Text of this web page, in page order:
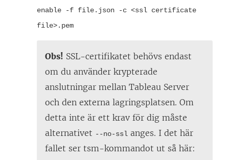
enable -f file.json -c <ssl certificate
file>.pem
Obs! SSL-certifikatet behövs endast
om du använder krypterade
anslutningar mellan Tableau Server
och den externa lagringsplatsen. Om
detta inte är ett krav för dig måste
alternativet --no-ssl anges. I det här
fallet ser tsm-kommandot ut så här: